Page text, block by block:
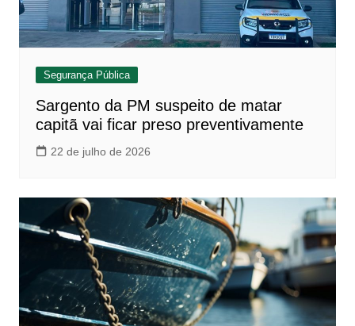
Segurança Pública
Sargento da PM suspeito de matar
capitã vai ficar preso preventivamente
22 de julho de 2026